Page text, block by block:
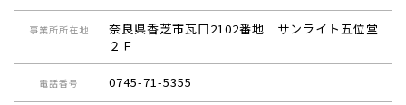
事業所所在地
奈良県香芝市瓦口2102番地 サンライト五位堂
２Ｆ
電話番号 0745-71-5355